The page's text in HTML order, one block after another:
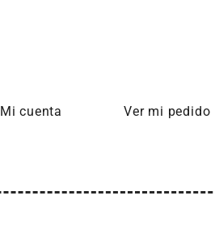
Mi cuenta Ver mi pedido